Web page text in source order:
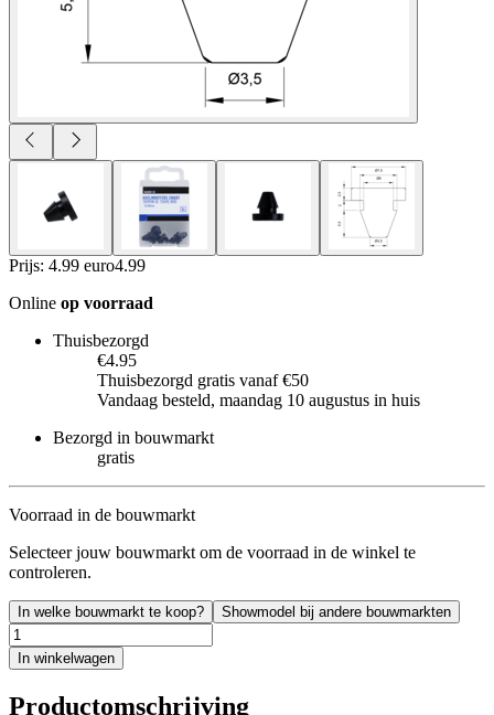
Prijs: 4.99 euro4.99
Online op voorraad
Thuisbezorgd
€4.95
Thuisbezorgd gratis vanaf €50
Vandaag besteld, maandag 10 augustus in huis
Bezorgd in bouwmarkt
gratis
Voorraad in de bouwmarkt
Selecteer jouw bouwmarkt om de voorraad in de winkel te
controleren.
In welke bouwmarkt te koop? Showmodel bij andere bouwmarkten
In winkelwagen
Productomschrijving